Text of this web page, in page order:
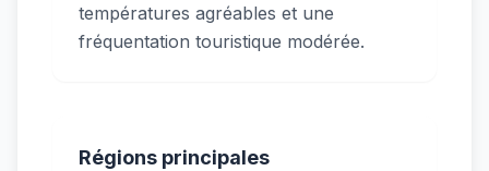
températures agréables et une
fréquentation touristique modérée.
Régions principales